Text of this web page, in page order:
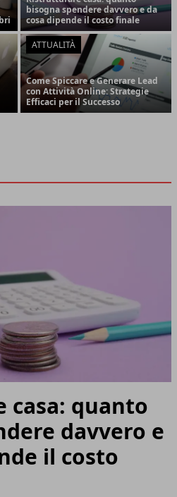
bisogna spendere davvero e da
cosa dipende il costo finale
ATTUALITÀ
Come Spiccare e Generare Lead
con Attività Online: Strategie
Efficaci per il Successo
quanto
davvero e
il costo